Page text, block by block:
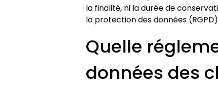
la finalité, ni la durée de
la protection des données
Quelle
données des